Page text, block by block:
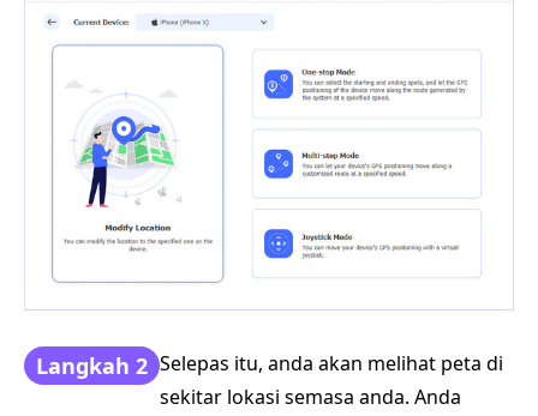
Langkah 2 Selepas itu, anda akan melihat peta di
sekitar lokasi semasa anda. Anda